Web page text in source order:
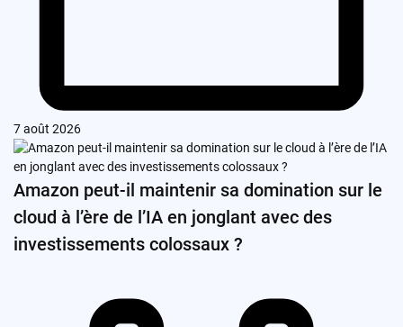
7 août 2026
Amazon peut-il maintenir sa domination sur le
cloud à l’ère de l’IA en jonglant avec des
investissements colossaux ?